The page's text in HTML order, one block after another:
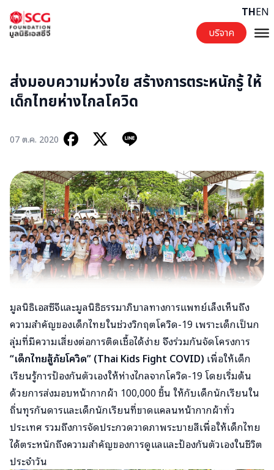
บริจาค
THEN
ส่งมอบความห่วงใย สร้างการตระหนักรู้ ให้
เด็กไทยห่างไกลโควิด
07 ต.ค. 2020
มูลนิธิเอสซีจีและมูลนิธิธรรมาภิบาลทางการแพทย์เล็งเห็นถึง
ความสำคัญของเด็กไทยในช่วงวิกฤตโควิด-19 เพราะเด็กเป็นก
ลุ่มที่มีความเสี่ยงต่อการติดเชื้อได้ง่าย จึงร่วมกันจัดโครงการ
“เด็กไทยสู้ภัยโควิด” (Thai Kids Fight COVID) เพื่อให้เด็ก
เรียนรู้การป้องกันตัวเองให้ห่างไกลจากโควิด-19 โดยเริ่มต้น
ด้วยการส่งมอบหน้ากากผ้า 100,000 ชิ้น ให้กับเด็กนักเรียนใน
ถิ่นทุรกันดารและเด็กนักเรียนที่ขาดแคลนหน้ากากผ้าทั่ว
ประเทศ รวมถึงการจัดประกวดวาดภาพระบายสีเพื่อให้เด็กไทย
ได้ตระหนักถึงความสำคัญของการดูแลและป้องกันตัวเองในชีวิต
ประจำวัน